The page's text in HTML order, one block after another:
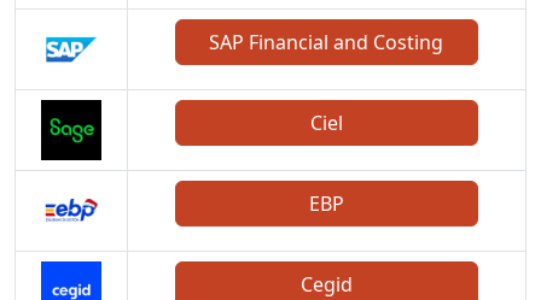
SAP Financial and Costing
Ciel
EBP
Cegid